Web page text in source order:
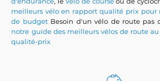
meilleurs vélo en rapport qualité prix pour
de budgetBesoin d'un vélo de route pas
notre guide des meilleurs vélos de route
qualité-prix